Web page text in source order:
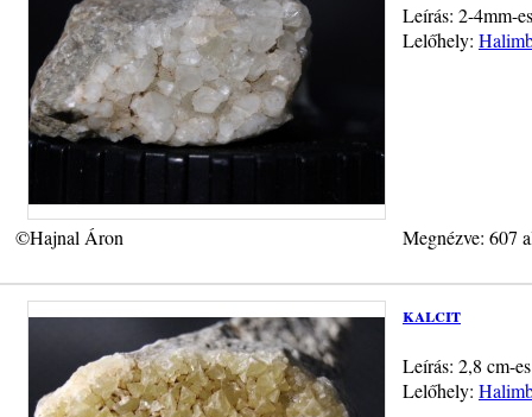
Leírás: 2-4mm-
Lelőhely:
©Hajnal Áron Megnézve: 607
kalcit
Leírás: 2,8 cm-
Lelőhely: